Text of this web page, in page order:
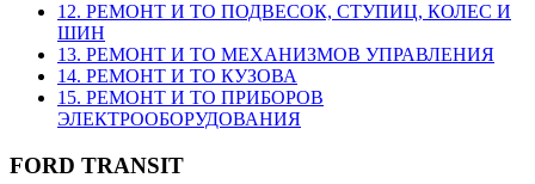
12. РЕМОНТ И ТО ПОДВЕСОК, СТУПИЦ, КОЛЕС И
ШИН
13. РЕМОНТ И ТО МЕХАНИЗМОВ УПРАВЛЕНИЯ
14. РЕМОНТ И ТО КУЗОВА
15. РЕМОНТ И ТО ПРИБОРОВ
ЭЛЕКТРООБОРУДОВАНИЯ
FORD TRANSIT